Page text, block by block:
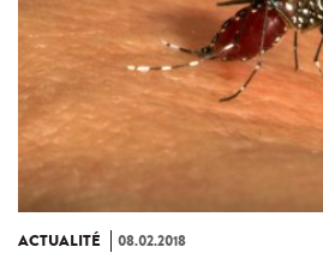
ACTUALITÉ 08.02.2018